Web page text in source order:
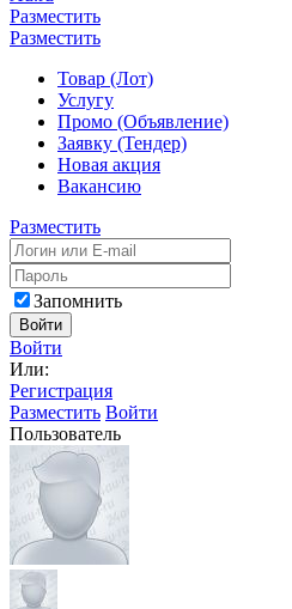
Разместить
Разместить
Товар (Лот)
Услугу
Промо (Объявление)
Заявку (Тендер)
Новая акция
Вакансию
Разместить
Запомнить
Войти
Войти
Или:
Регистрация
Разместить Войти
Пользователь